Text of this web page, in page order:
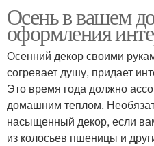
Осень в вашем
оформления
Осенний декор своими
согревает душу, придает
Это время года должно
домашним теплом.
насыщенный декор, если
из колосьев пшеницы и